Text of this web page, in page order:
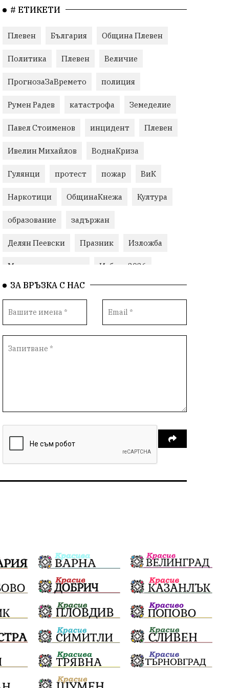
# ЕТИКЕТИ
Плевен България Община Плевен
Политика Плевен Величие
ПрогнозаЗаВремето полиция
Румен Радев катастрофа Земеделие
Павел Стоименов инцидент Плевен
Ивелин Михайлов ВоднаКриза
Гулянци протест пожар ВиК
Наркотици ОбщинаКнежа Култура
образование задържан
Делян Пеевски Празник Изложба
Министерски съвет Избори2026
Корупция воден режим
ЛетниПожари ОбластПлевен
ученици ремонти Красив Плевен
Ивелин Михайлов инфраструктура
здравеопазване задържани
Народно събрание Бюджет2026
Плевенско Новини Традиции
Избори Фолклор Концерти спорт
ПТП ГДБОП Финансиране
Купуване на гласове Разследване
библиотека „Христо Смирненски“
ЗА ВРЪЗКА С НАС